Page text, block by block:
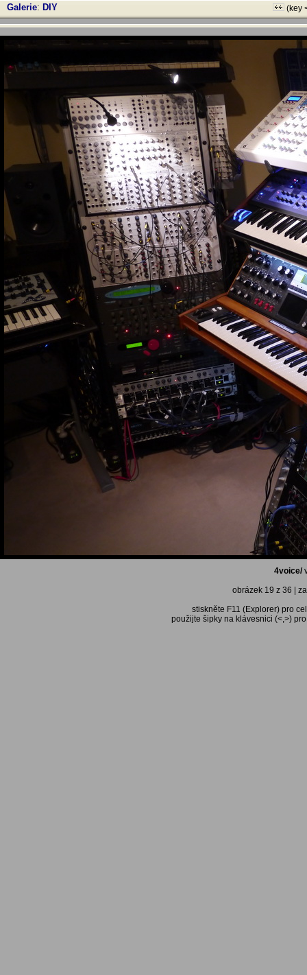
Galerie: DIY (key
4voice/
obrázek 19 z 36 |
stiskněte F11 (Explorer) pro
použijte šipky na klávesnici (<,>)